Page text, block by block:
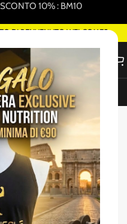
10% : BM10
BENVENUTO WELCOME5
WHATSAPP (ROMA)